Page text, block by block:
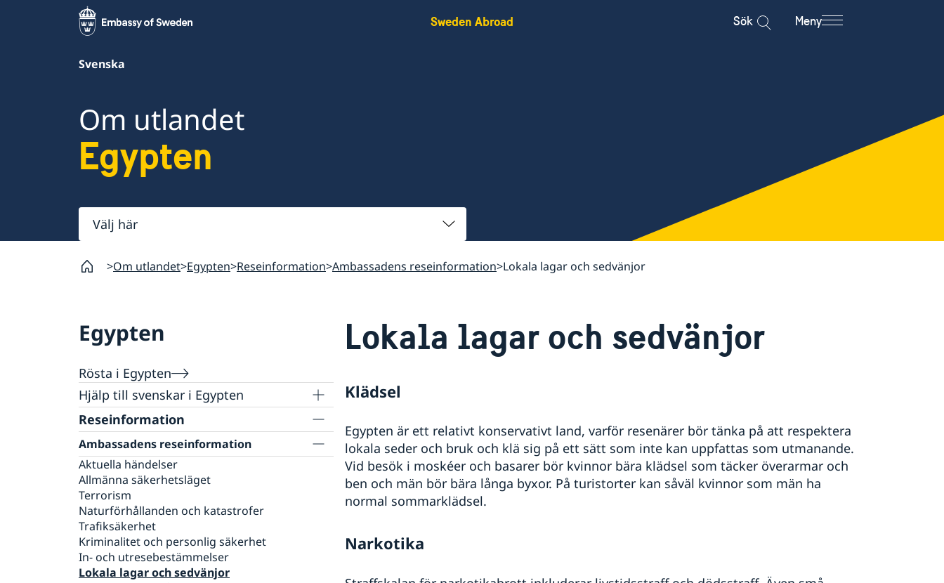
Sweden Abroad Sök Meny
Svenska
Om utlandet
Egypten
Välj
här
Om utlandet Egypten Reseinformation Ambassadens reseinformation Lokala lagar och sedvänjor
Egypten
Rösta i Egypten
Hjälp till svenskar i Egypten
Rösta i Egypten
Konsulär service till svenskar utomlands
Pass i Egypten
Boka tid för pass
Avgifter
Förnyelse av pass för vuxna
Ansökan om pass för barn under 18 år
Provisoriskt pass
Samordningsnummer
Registrera nyfödda i Egypten
Nationellt id-kort
Legaliseringar
Vigsel
Gifta sig utomlands
Hjälp kring medborgarskap
Förnyelse av körkort
Akut hjälp
Larmcentraler
Reseinformation
Ambassadens reseinformation
Aktuella händelser
Allmänna säkerhetsläget
Terrorism
Naturförhållanden och katastrofer
Trafiksäkerhet
Kriminalitet och personlig säkerhet
In- och utresebestämmelser
Lokala lagar och sedvänjor
Lokala lagar och sedvänjor
Klädsel
Egypten är ett relativt konservativt land, varför resenärer bör tänka på att respektera
lokala seder och bruk och klä sig på ett sätt som inte kan uppfattas som utmanande.
Vid besök i moskéer och basarer bör kvinnor bära klädsel som täcker överarmar och
ben och män bör bära långa byxor. På turistorter kan såväl kvinnor som män ha
normal sommarklädsel.
Narkotika